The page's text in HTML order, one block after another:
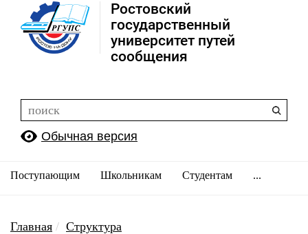
Ростовский
государственный
университет путей
сообщения
Обычная версия
Поступающим Школьникам Студентам ...
Главная
Структура